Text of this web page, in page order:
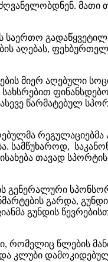
მათი
საერთო
აღებას,
მიერ აღებული
წარმატებულ
სამწუხაროდ,
თავად სპორტის
გარდა,
გუნდის
რომელიც წლების
და კლუბი